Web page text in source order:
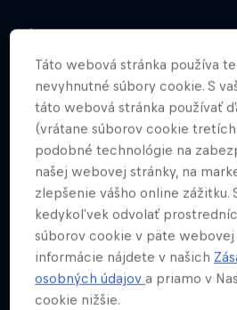
Viac
Táto webová stránka používa
nevyhnutné súbory cookie. S
táto webová stránka používať
(vrátane súborov cookie
podobné technológie na
našej webovej stránky, na
zlepšenie vášho online zážitku.
kedykoľvek odvolať
súborov cookie v päte webovej
informácie nájdete v našich
osobných údajova priamo v
cookie nižšie.